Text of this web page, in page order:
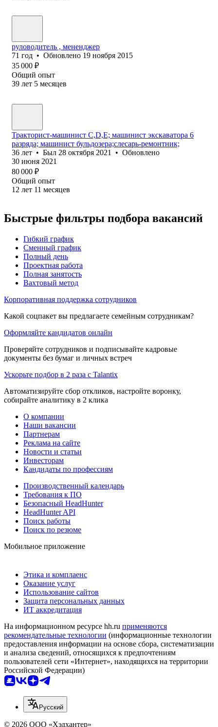
руловодитель , мененджер
71 год • Обновлено 19 ноября 2015
35 000 ₽
Общий опыт
39 лет 5 месяцев
Тракторист-машинист C,D,E; машинист экскаватора 6
разряда; машинист бульдозера;слесарь-ремонтник;
36 лет • Был 28 октября 2021 • Обновлено
30 июня 2021
80 000 ₽
Общий опыт
12 лет 11 месяцев
Быстрые фильтры подбора вакансий
Гибкий график
Сменный график
Полный день
Проектная работа
Полная занятость
Вахтовый метод
Корпоративная поддержка сотрудников
Какой соцпакет вы предлагаете семейным сотрудникам?
Оформляйте кандидатов онлайн
Проверяйте сотрудников и подписывайте кадровые
документы без бумаг и личных встреч
Ускорьте подбор в 2 раза с Talantix
Автоматизируйте сбор откликов, настройте воронку,
собирайте аналитику в 2 клика
О компании
Наши вакансии
Партнерам
Реклама на сайте
Новости и статьи
Инвесторам
Кандидаты по профессиям
Производственный календарь
Требования к ПО
Безопасный HeadHunter
HeadHunter API
Поиск работы
Поиск по резюме
Мобильное приложение
Этика и комплаенс
Оказание услуг
Использование сайтов
Защита персональных данных
ИТ аккредитация
На информационном ресурсе hh.ru применяются
рекомендательные технологии (информационные технологии
предоставления информации на основе сбора, систематизации
и анализа сведений, относящихся к предпочтениям
пользователей сети «Интернет», находящихся на территории
Российской Федерации)
Русский
© 2026 ООО «Хэдхантер»